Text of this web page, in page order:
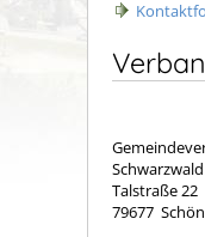
Schwarzwald
Talstraße 22
79677